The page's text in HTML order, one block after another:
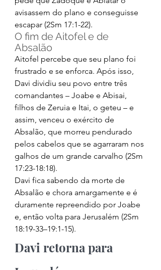
avisassem do plano e conseguisse
escapar (2Sm 17:1-22).
O fim de Aitofel e de
Absalão
Aitofel percebe que seu plano foi
frustrado e se enforca. Após isso,
Davi dividiu seu povo entre três
comandantes – Joabe e Abisai,
filhos de Zeruia e Itai, o geteu – e
assim, venceu o exército de
Absalão, que morreu pendurado
pelos cabelos que se agarraram nos
galhos de um grande carvalho (2Sm
17:23-18:18).
Davi fica sabendo da morte de
Absalão e chora amargamente e é
duramente repreendido por Joabe
e, então volta para Jerusalém (2Sm
18:19-33–19:1-15).
Davi retorna para